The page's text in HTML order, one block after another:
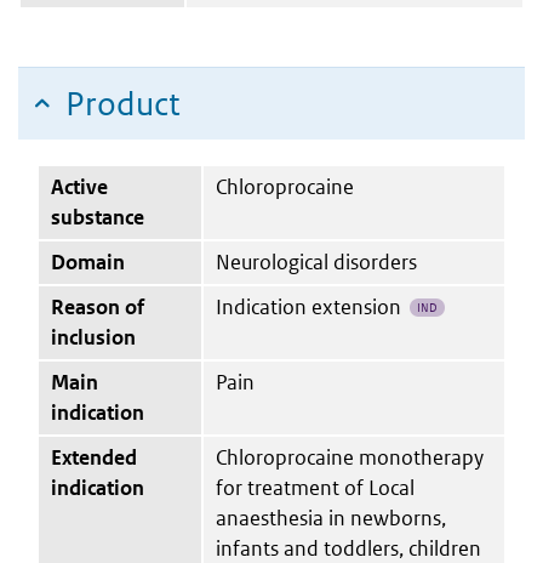
Product
Active
substance
Chloroprocaine
Domain
Neurological disorders
Reason of
inclusion
Indication extension IND
Main
indication
Pain
Extended
indication
Chloroprocaine monotherapy
for treatment of Local
anaesthesia in newborns,
infants and toddlers, children